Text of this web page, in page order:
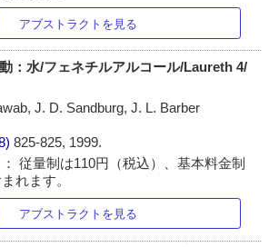
アブストラクトを見る
：水/フェネチルアルコール/Laureth 4/
J. D. Sandburg, J. L. Barber
825-825, 1999.
従量制は110円（税込）、基本料金制
れます。
アブストラクトを見る